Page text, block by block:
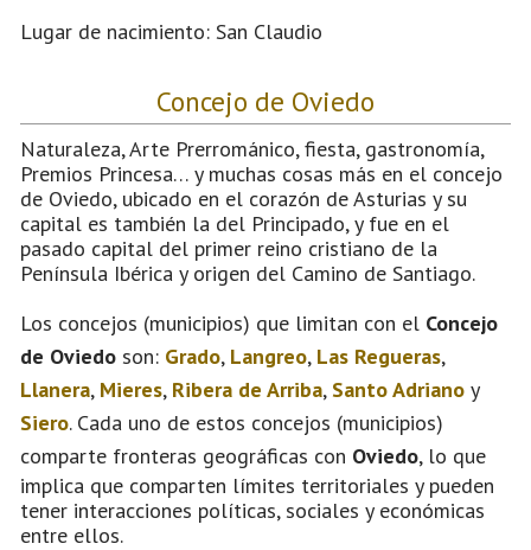
Lugar de nacimiento: San Claudio
Concejo de Oviedo
Naturaleza, Arte Prerrománico, fiesta, gastronomía,
Premios Princesa… y muchas cosas más en el concejo
de Oviedo, ubicado en el corazón de Asturias y su
capital es también la del Principado, y fue en el
pasado capital del primer reino cristiano de la
Península Ibérica y origen del Camino de Santiago.
Los concejos (municipios) que limitan con el Concejo
de Oviedo son: Grado, Langreo, Las Regueras,
Llanera, Mieres, Ribera de Arriba, Santo Adriano y
Siero. Cada uno de estos concejos (municipios)
comparte fronteras geográficas con Oviedo, lo que
implica que comparten límites territoriales y pueden
tener interacciones políticas, sociales y económicas
entre ellos.